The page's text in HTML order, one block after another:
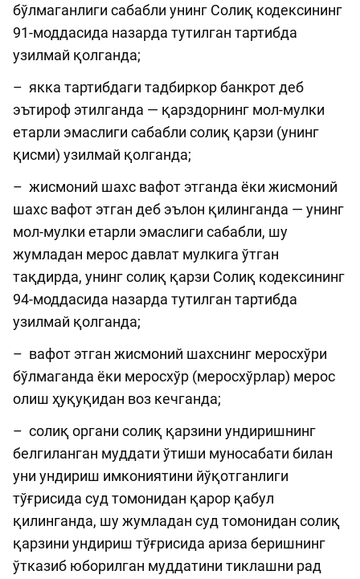
бўлмаганлиги сабабли унинг Солиқ кодексининг
91-моддасида назарда тутилган тартибда
узилмай қолганда;
– якка тартибдаги тадбиркор банкрот деб
эътироф этилганда — қарздорнинг мол-мулки
етарли эмаслиги сабабли солиқ қарзи (унинг
қисми) узилмай қолганда;
– жисмоний шахс вафот этганда ёки жисмоний
шахс вафот этган деб эълон қилинганда — унинг
мол-мулки етарли эмаслиги сабабли, шу
жумладан мерос давлат мулкига ўтган
тақдирда, унинг солиқ қарзи Солиқ кодексининг
94-моддасида назарда тутилган тартибда
узилмай қолганда;
– вафот этган жисмоний шахснинг меросхўри
бўлмаганда ёки меросхўр (меросхўрлар) мерос
олиш ҳуқуқидан воз кечганда;
– солиқ органи солиқ қарзини ундиришнинг
белгиланган муддати ўтиши муносабати билан
уни ундириш имкониятини йўқотганлиги
тўғрисида суд томонидан қарор қабул
қилинганда, шу жумладан суд томонидан солиқ
қарзини ундириш тўғрисида ариза беришнинг
ўтказиб юборилган муддатини тиклашни рад